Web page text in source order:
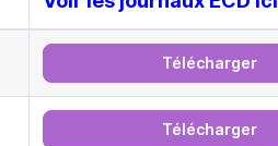
Télécharger
Télécharger